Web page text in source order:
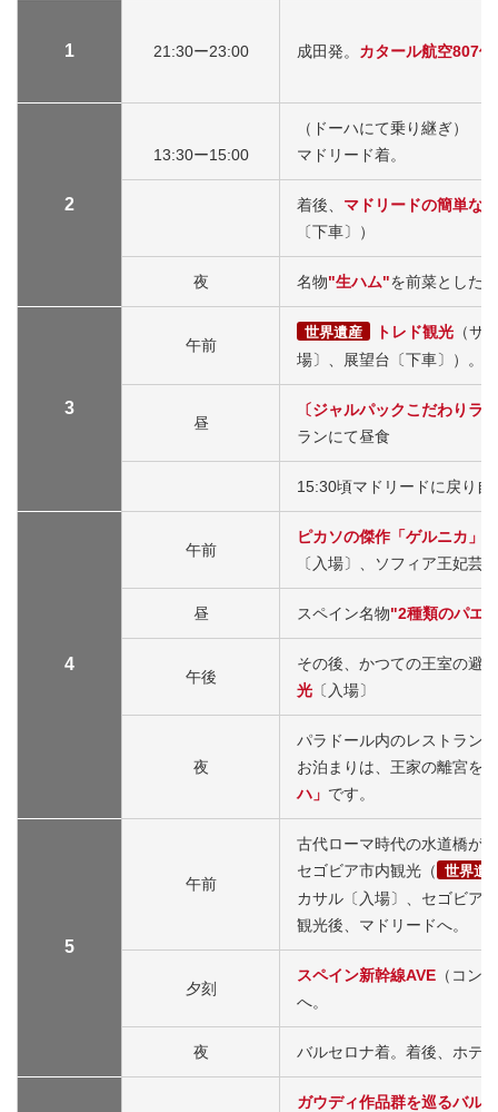
1 21:30ー23:00 成田発。 カタール航空807
2
13:30ー15:00
（ドーハにて乗り継ぎ）
マドリード着。
着後、 マドリードの簡単な
〔下車〕）
夜 名物"生ハム"を前菜とした
3
午前
世界遺産 トレド観光 （サ
場〕、展望台〔下車〕）。
昼
〔ジャルパックこだわりラ
ランにて昼食
15:30頃マドリードに戻り自
4
午前
ピカソの傑作「ゲルニカ」
〔入場〕、ソフィア王妃芸
昼 スペイン名物"2種類のパエ
午後
その後、かつての王室の避
光 〔入場〕
夜
パラドール内のレストラン
お泊まりは、王家の離宮を
ハ」 です。
5
午前
古代ローマ時代の水道橋が
セゴビア市内観光（ 世界遺
カサル〔入場〕、セゴビア
観光後、マドリードへ。
夕刻
スペイン新幹線AVE （コン
へ。
夜 バルセロナ着。着後、ホテ
ガウディ作品群を巡るバル